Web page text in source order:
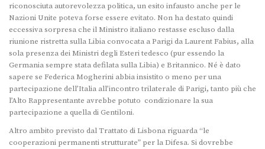
riconosciuta autorevolezza politica, un esito infausto anche per le
Nazioni Unite poteva forse essere evitato. Non ha destato quindi
eccessiva sorpresa che il Ministro italiano restasse escluso dalla
riunione ristretta sulla Libia convocata a Parigi da Laurent Fabius, alla
sola presenza dei Ministri degli Esteri tedesco (pur essendo la
Germania sempre stata defilata sulla Libia) e Britannico. Né è dato
sapere se Federica Mogherini abbia insistito o meno per una
partecipazione dell’Italia all’incontro trilaterale di Parigi, tanto più che
l’Alto Rappresentante avrebbe potuto condizionare la sua
partecipazione a quella di Gentiloni.
Altro ambito previsto dal Trattato di Lisbona riguarda “le
cooperazioni permanenti strutturate” per la Difesa. Si dovrebbe